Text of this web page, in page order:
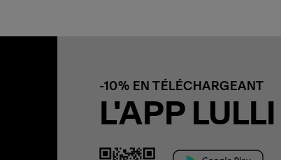
-10% EN TÉLÉCHARGEANT
L'APP LULLI